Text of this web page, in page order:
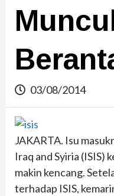
03/08/2014
JAKARTA. Isu
Iraq and Syiria (ISIS)
makin kencang.
terhadap ISIS,